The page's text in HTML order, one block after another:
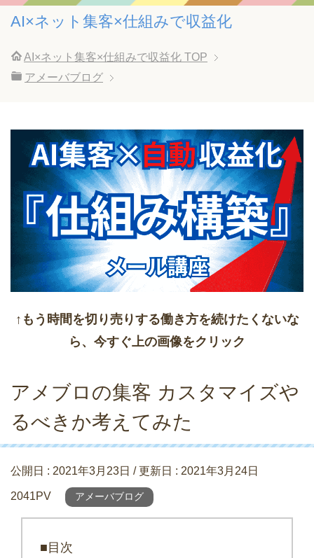
AI×ネット集客×仕組みで収益化
AI×ネット集客×仕組みで収益化 TOP
アメーバブログ
↑もう時間を切り売りする働き方を続けたくないな
ら、今すぐ上の画像をクリック
アメブロの集客 カスタマイズや
るべきか考えてみた
公開日 : 2021年3月23日 / 更新日 : 2021年3月24日
2041PV アメーバブログ
■目次